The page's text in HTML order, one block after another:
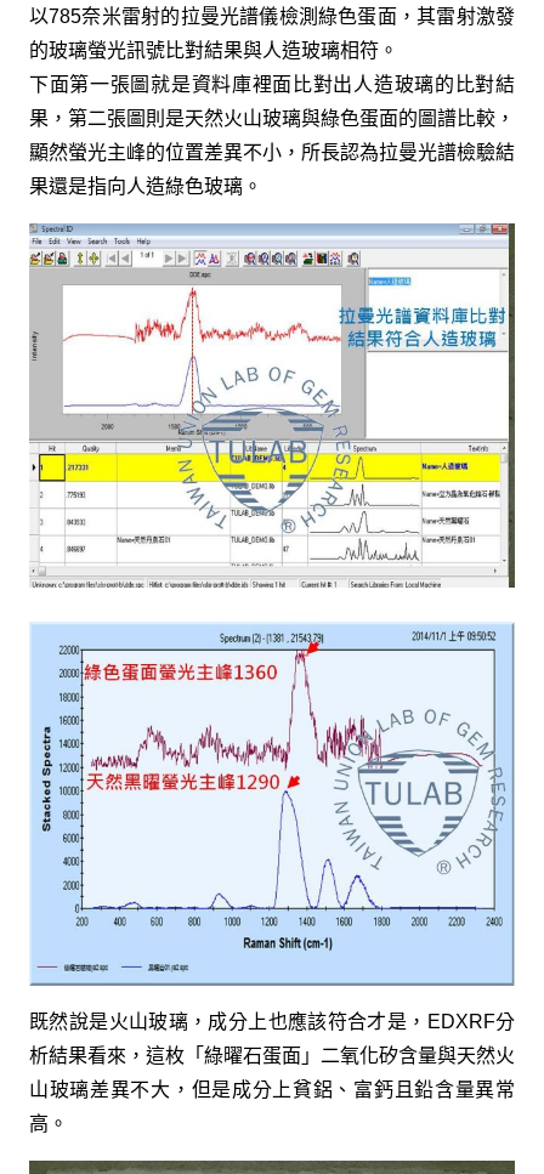
以785奈米雷射的拉曼光譜儀檢測綠色蛋面，其雷射激發
的玻璃螢光訊號比對結果與人造玻璃相符。
下面第一張圖就是資料庫裡面比對出人造玻璃的比對結
果，第二張圖則是天然火山玻璃與綠色蛋面的圖譜比較，
顯然螢光主峰的位置差異不小，所長認為拉曼光譜檢驗結
果還是指向人造綠色玻璃。
既然說是火山玻璃，成分上也應該符合才是，EDXRF分
析結果看來，這枚「綠曜石蛋面」二氧化矽含量與天然火
山玻璃差異不大，但是成分上貧鋁、富鈣且鉛含量異常
高。